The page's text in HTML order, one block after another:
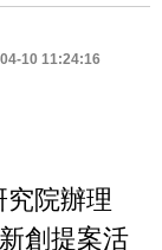
10 11:24:16
院辦理
創提案活